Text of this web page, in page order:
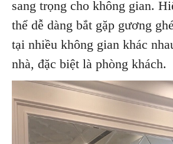
sang trọng cho không gian.
thể dễ dàng bắt gặp gương
tại nhiều không gian khác
nhà, đặc biệt là phòng khách.